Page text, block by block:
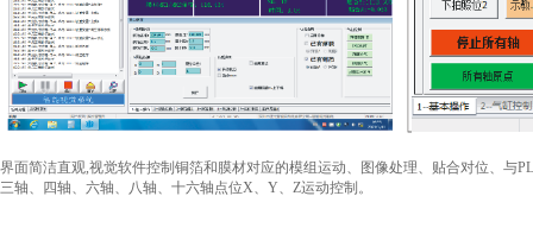
界面简洁直观,视觉软件控制铜箔和膜材对应的模组运动、图像处理、贴合对位、与
三轴、四轴、六轴、八轴、十六轴点位X、Y、Z运动控制。